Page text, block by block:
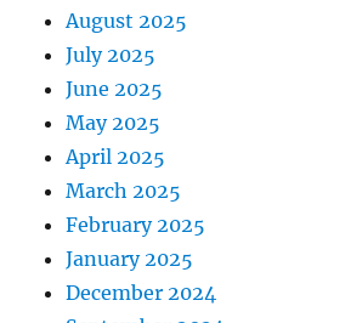
August 2025
July 2025
June 2025
May 2025
April 2025
March 2025
February 2025
January 2025
December 2024